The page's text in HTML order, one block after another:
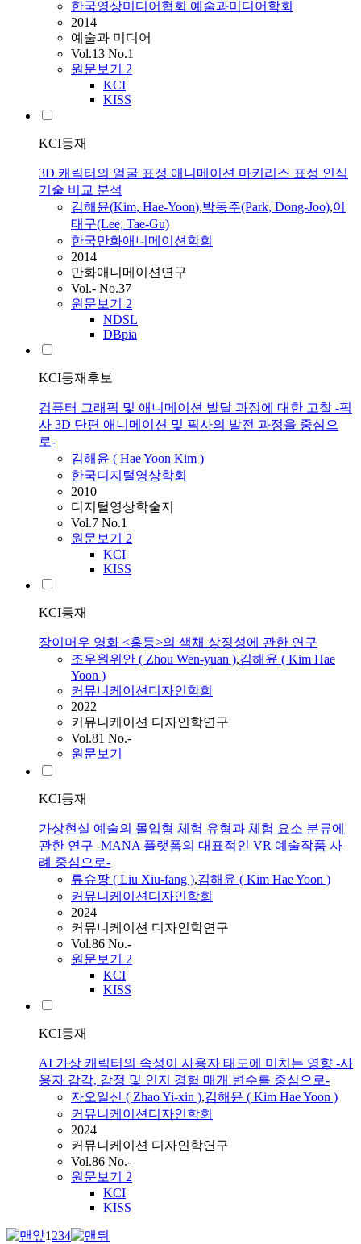
한국영상미디어협회 예술과미디어학회
2014
예술과 미디어
Vol.13 No.1
원문보기 2
KCI
KISS
KCI등재
3D 캐릭터의 얼굴 표정 애니메이션 마커리스 표정 인식
기술 비교 분석
김해윤(Kim, Hae-Yoon),박동주(Park, Dong-Joo),이
태구(Lee, Tae-Gu)
한국만화애니메이션학회
2014
만화애니메이션연구
Vol.- No.37
원문보기 2
NDSL
DBpia
KCI등재후보
컴퓨터 그래픽 및 애니메이션 발달 과정에 대한 고찰 -픽
사 3D 단편 애니메이션 및 픽사의 발전 과정을 중심으
로-
김해윤 ( HaeYoon Kim )
한국디지털영상학회
2010
디지털영상학술지
Vol.7 No.1
원문보기 2
KCI
KISS
KCI등재
장이머우 영화 <홍등>의 색채 상징성에 관한 연구
조우원위안 ( Zhou Wen-yuan ),김해윤 ( Kim Hae
Yoon )
커뮤니케이션디자인학회
2022
커뮤니케이션 디자인학연구
Vol.81 No.-
원문보기
KCI등재
가상현실 예술의 몰입형 체험 유형과 체험 요소 분류에
관한 연구 -MANA 플랫폼의 대표적인 VR 예술작품 사
례 중심으로-
류슈팡 ( Liu Xiu-fang ),김해윤 ( Kim HaeYoon )
커뮤니케이션디자인학회
2024
커뮤니케이션 디자인학연구
Vol.86 No.-
원문보기 2
KCI
KISS
KCI등재
AI 가상 캐릭터의 속성이 사용자 태도에 미치는 영향 -사
용자 감각, 감정 및 인지 경험 매개 변수를 중심으로-
자오일신 ( Zhao Yi-xin ),김해윤 ( Kim HaeYoon )
커뮤니케이션디자인학회
2024
커뮤니케이션 디자인학연구
Vol.86 No.-
원문보기 2
KCI
KISS
1234